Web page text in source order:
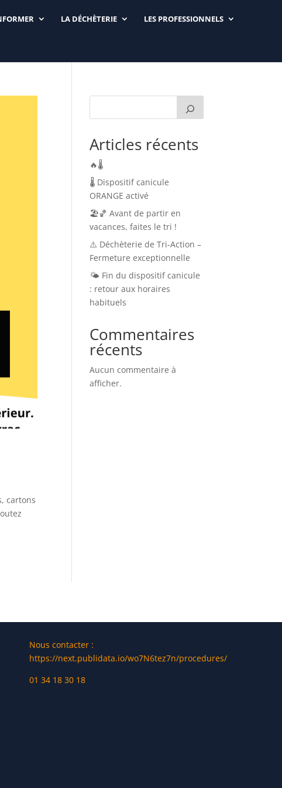
LA DÉCHÈTERIE LES PROFESSIONNELS
cartons
Articles récents
🔥🌡️
🌡️ Dispositif canicule
ORANGE activé
🏖️🏀 Avant de partir en
vacances, faites le tri !
⚠️ Déchèterie de Tri-Action –
Fermeture exceptionnelle
🌤️ Fin du dispositif canicule
: retour aux horaires
habituels
Commentaires
récents
Aucun commentaire à
afficher.
Nous contacter :
https://next.publidata.io/wo7N6tez7n/procedures/
01 34 18 30 18